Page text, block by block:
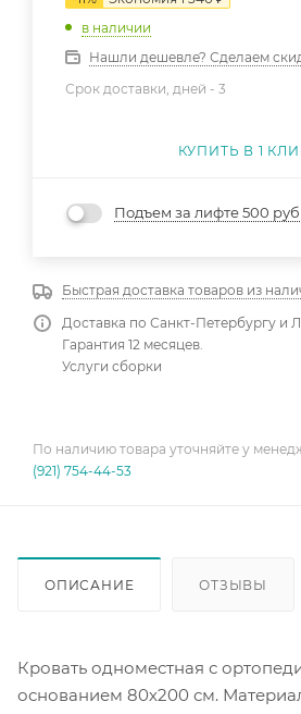
в наличии
Нашли дешевле? Сделаем
Срок доставки, дней - 3
КУПИТЬ В 1
Подъем за лифте 500 руб
Быстрая доставка товаров из
Доставка по Санкт-Петербургу и
Гарантия 12 месяцев.
Услуги сборки
По наличию товара уточняйте у
(921) 754-44-53
ОПИСАНИЕ ОТЗЫВЫ
Кровать одноместная с
основанием 80х200 см.